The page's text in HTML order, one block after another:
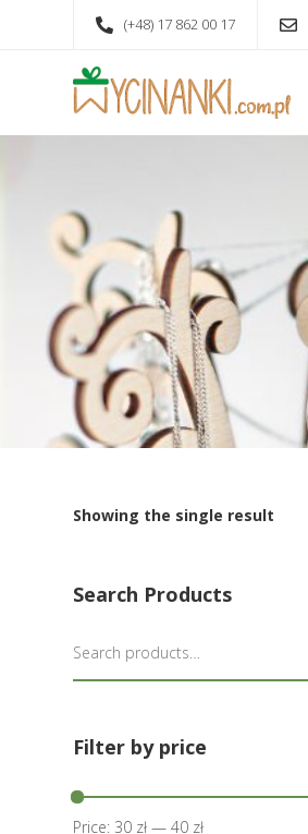
(+48) 17 862 00 17
Showing the single result
Search Products
Filter by price
Price: 30 zł — 40 zł